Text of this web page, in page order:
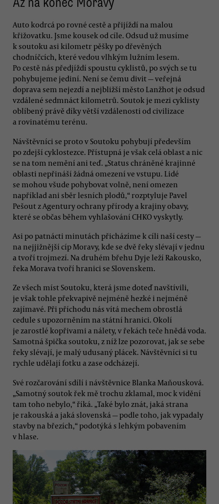
Auto kodrcá po rovné cestě a přijíždí na malou
křižovatku. Jsme kousek od cíle. Odsud už musíme
k soutoku asi kilometr pěšky po dřevěných
chodníčcích, které vedou vlhkým lužním lesem.
Po cestě nás předjíždí spoustu cyklistů, po svých se tu
pohybujeme jediní. Není se čemu divit — veřejná
doprava sem nejezdí a nejbližší město Lanžhot je odsud
vzdálené sedmnáct kilometrů. Soutok je mezi cyklisty
oblíbený právě díky větší vzdálenosti od civilizace
a rovinatému terénu.
Návštěvníci se proto v Soutoku pohybují především
po zdejší cyklostezce. Přístupná je však celá oblast a nic
se na tom nemění ani teď. „Status chráněné krajinné
oblasti nepřináší žádná omezení ve vstupu. Lidé
se mohou všude pohybovat volně, není omezen
například ani sběr lesních plodů,“ rozptyluje Pavel
Pešout z Agentury ochrany přírody a krajiny obavy,
které se občas během vyhlašování CHKO vyskytly.
Asi po patnácti minutách přicházíme k cíli naší cesty —
na nejjižnější cíp Moravy, kde se dvě řeky slévají v jednu
a tvoří trojmezí. Na druhém břehu Dyje leží Rakousko,
řeka Morava tvoří hranici se Slovenskem.
Ze všech míst Soutoku, která jsme doteď navštívili,
je však tohle překvapivě nejméně hezké i nejméně
zajímavé. Při příchodu nás vítá mechem obrostlá
cedule s upozorněním na státní hranici. Okolí
je zarostlé kopřivami a nálety, v řekách teče hnědá voda.
Samotná špička soutoku, z níž lze pozorovat, jak se sebe
řeky slévají, je malý udusaný plácek. Návštěvníci si tu
rychle udělají fotku a zase odcházejí.
Své rozčarování sdílí i návštěvnice Blanka Maňousková.
„Samotný soutok řek mě trochu zklamal, moc k vidění
tam toho nebylo,“ říká. „Také bylo znát, jaká strana
je rakouská a jaká slovenská — podle toho, jak vypadaly
stavby na březích,“ podotýká s lehkým pobavením
v hlase.